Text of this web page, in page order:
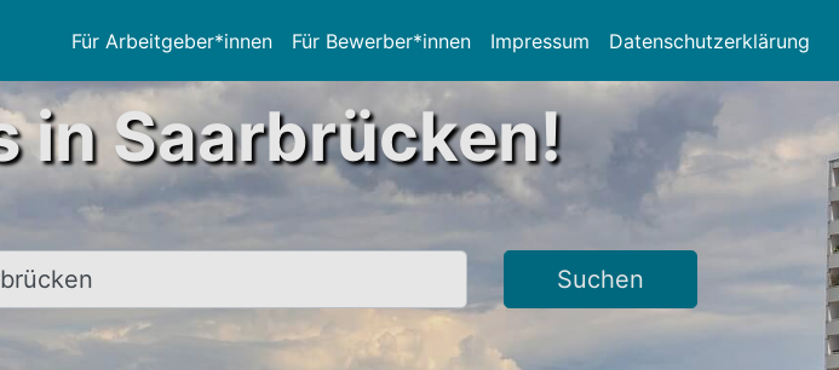
Für Arbeitgeber*innen Für Bewerber*innen Impressum Datenschutzerklärung
in Saarbrücken!
Suchen